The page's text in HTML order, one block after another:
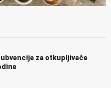
za otkupljivače